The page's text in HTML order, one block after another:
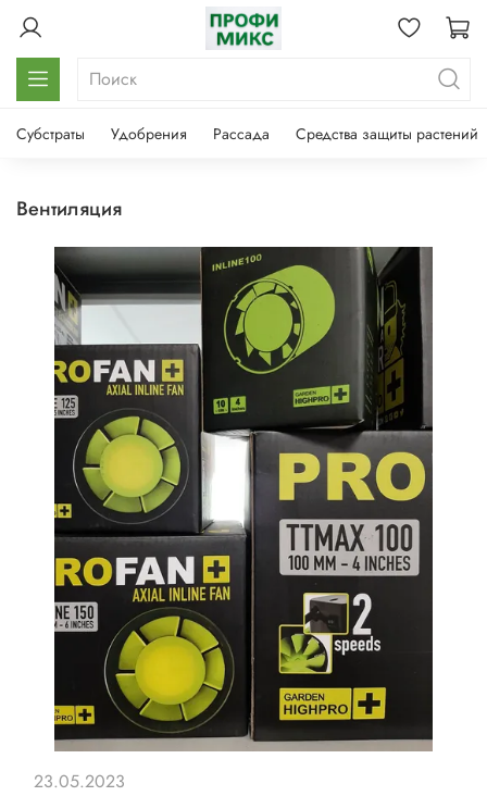
Субстраты Удобрения Рассада Средства защиты растений
вентиляция
23.05.2023